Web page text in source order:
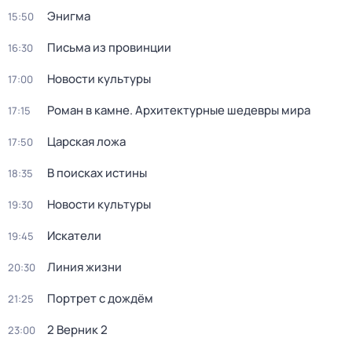
15:50 Энигма
16:30 Письма из провинции
17:00 Новости культуры
17:15 Роман в камне. Архитектурные шедевры мира
17:50 Царская ложа
18:35 В поисках истины
19:30 Новости культуры
19:45 Искатели
20:30 Линия жизни
21:25 Портрет с дождём
23:00 2 Верник 2